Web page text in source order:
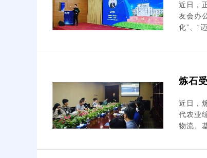
近日，
友会办
化”、“
炼石
近日，
代农业
物流、